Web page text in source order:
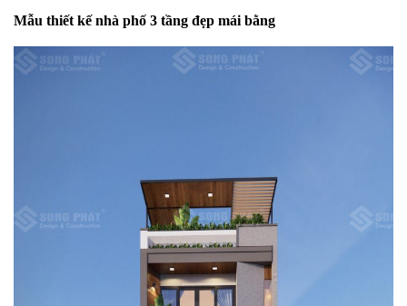
Mẫu thiết kế nhà phố 3 tầng đẹp mái bằng